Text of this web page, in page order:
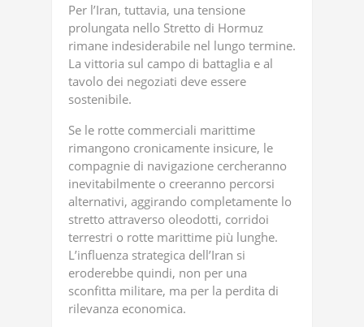
Per l’Iran, tuttavia, una tensione
prolungata nello Stretto di Hormuz
rimane indesiderabile nel lungo termine.
La vittoria sul campo di battaglia e al
tavolo dei negoziati deve essere
sostenibile.
Se le rotte commerciali marittime
rimangono cronicamente insicure, le
compagnie di navigazione cercheranno
inevitabilmente o creeranno percorsi
alternativi, aggirando completamente lo
stretto attraverso oleodotti, corridoi
terrestri o rotte marittime più lunghe.
L’influenza strategica dell’Iran si
eroderebbe quindi, non per una
sconfitta militare, ma per la perdita di
rilevanza economica.